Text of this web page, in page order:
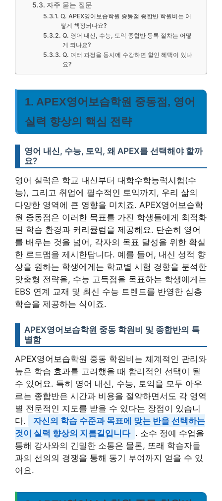
자주 묻는 질문
Q. APEX영어보습학원 중동점 종합반 학원비는 어
떻게 책정되나요?
Q. 영어 내신, 수능, 토익 종합반 등록 절차는 어떻
게 되나요?
Q. 여러 과정을 동시에 수강하면 할인 혜택이 있나
요?
1. APEX영어보습학원 중동점, 영어
실력 향상의 핵심 전략
영어 내신, 수능, 토익, 왜 APEX를 선택해야 할까
요?
영어 실력은 학교 내신부터 대학수학능력시험(수
능), 그리고 취업에 필수적인 토익까지, 우리 삶의
다양한 영역에 큰 영향을 미치죠. APEX영어보습학
원 중동점은 이러한 목표를 가진 학생들에게 최적화
된 학습 환경과 커리큘럼을 제공해요. 단순히 영어
를 배우는 것을 넘어, 각자의 목표 달성을 위한 확실
한 로드맵을 제시한답니다. 예를 들어, 내신 성적 향
상을 원하는 학생에게는 학교별 시험 경향을 분석한
맞춤형 전략을, 수능 고득점을 목표하는 학생에게는
EBS 연계 교재 및 최신 수능 트렌드를 반영한 심층
학습을 제공하는 식이죠.
APEX영어보습학원 중동 학원비 및 종합반의 특
별함
APEX영어보습학원 중동 학원비는 체계적인 관리와
높은 학습 효과를 고려했을 때 합리적인 선택이 될
수 있어요. 특히 영어 내신, 수능, 토익을 모두 아우
르는 종합반은 시간과 비용을 절약하면서도 각 영역
별 전문적인 지도를 받을 수 있다는 장점이 있습니
다.
자신의 학습 수준과 목표에 맞는 반을 선택하는
것이 실력 향상의 지름길입니다 . 소수 정예 수업을
통해 강사와의 긴밀한 소통은 물론, 또래 학습자들
과의 선의의 경쟁을 통해 동기 부여까지 얻을 수 있
어요.